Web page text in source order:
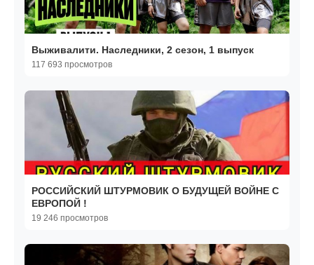
Выживалити. Наследники, 2 сезон, 1 выпуск
117 693 просмотров
РОССИЙСКИЙ ШТУРМОВИК О БУДУЩЕЙ ВОЙНЕ С
ЕВРОПОЙ !
19 246 просмотров